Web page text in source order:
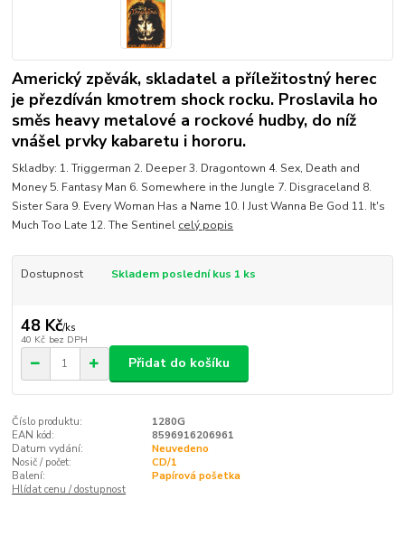
Americký zpěvák, skladatel a příležitostný herec
je přezdíván kmotrem shock rocku. Proslavila ho
směs heavy metalové a rockové hudby, do níž
vnášel prvky kabaretu i hororu.
Skladby: 1. Triggerman 2. Deeper 3. Dragontown 4. Sex, Death and
Money 5. Fantasy Man 6. Somewhere in the Jungle 7. Disgraceland 8.
Sister Sara 9. Every Woman Has a Name 10. I Just Wanna Be God 11. It's
Much Too Late 12. The Sentinel celý popis
Dostupnost Skladem poslední kus 1 ks
48 Kč/ks
40 Kč bez DPH
Přidat do košíku
Číslo produktu:
1280G
EAN kód:
8596916206961
Datum vydání:
Neuvedeno
Nosič / počet:
CD/1
Balení:
Papírová pošetka
Hlídat cenu / dostupnost